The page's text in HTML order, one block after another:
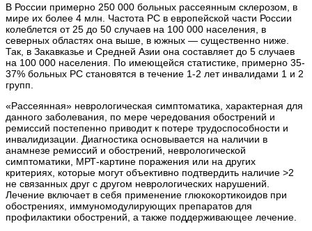
В России примерно 250 000 больных рассеянным склерозом, в
мире их более 4 млн. Частота РС в европейской части России
колеблется от 25 до 50 случаев на 100 000 населения, в
северных областях она выше, в южных — существенно ниже.
Так, в Закавказье и Средней Азии она составляет до 5 случаев
на 100 000 населения. По имеющейся статистике, примерно 35-
37% больных РС становятся в течение 1-2 лет инвалидами 1 и 2
групп.
«Рассеянная» неврологическая симптоматика, характерная для
данного заболевания, по мере чередования обострений и
ремиссий постепенно приводит к потере трудоспособности и
инвалидизации. Диагностика основывается на наличии в
анамнезе ремиссий и обострений, неврологической
симптоматики, МРТ-картине поражения или на других
критериях, которые могут объективно подтвердить наличие >2
не связанных друг с другом неврологических нарушений.
Лечение включает в себя применение глюкокортикоидов при
обострениях, иммуномодулирующих препаратов для
профилактики обострений, а также поддерживающее лечение.